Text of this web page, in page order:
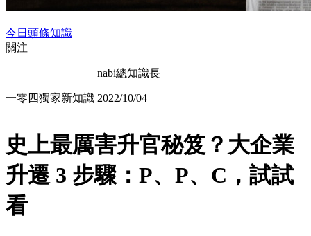
今日頭條知識
關注
一零四獨家新知識
nabi總知識長
2022/10/04
史上最厲害升官秘笈？大企業
升遷 3 步驟：P、P、C，試試
看